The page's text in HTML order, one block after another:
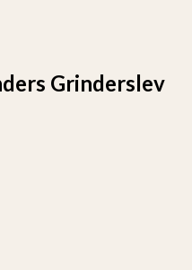
Grinderslev